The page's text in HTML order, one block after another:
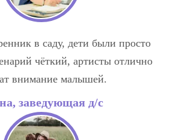
в саду, дети были просто
чёткий, артисты отлично
внимание малышей.
заведующая д/с